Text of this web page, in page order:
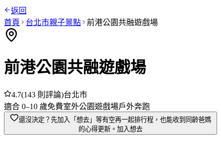
返回
首頁
台北市親子景點 前港公園共融遊戲場
前港公園共融遊戲場
4.7(143 則評論)台北市
適合 0–10 歲免費室外公園遊戲場戶外奔跑
還沒決定？先加入「想去」 等有空再一起排行程，也能收到同齡爸媽
的心得更新。 加入想去